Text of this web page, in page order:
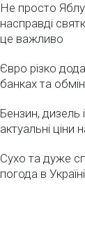
Не просто
насправді
це важливо
Євро різко
банках та
Бензин, дизель
актуальні ціни
Сухо та дуже
погода в